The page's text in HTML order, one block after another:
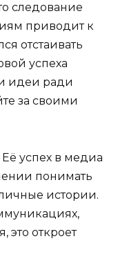
следование
приводит к
отстаивать
успеха
идеи ради
за своими
успех в медиа
понимать
истории.
это откроет